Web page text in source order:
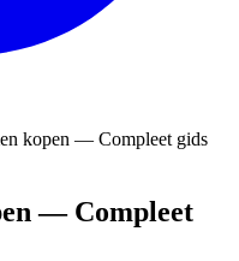
kopen — Compleet gids
— Compleet